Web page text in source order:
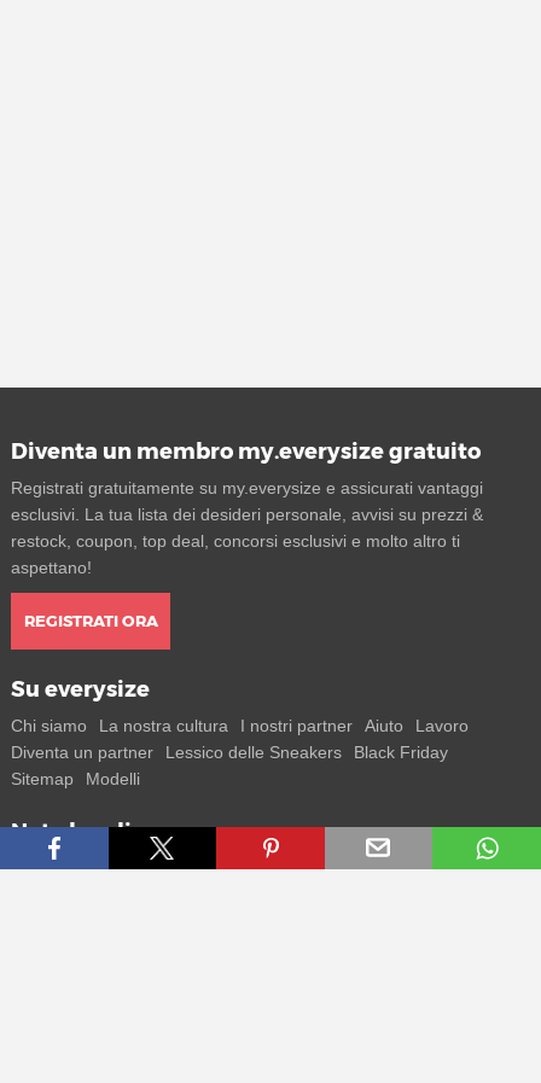
Diventa un membro my.everysize gratuito
Registrati gratuitamente su my.everysize e assicurati vantaggi
esclusivi. La tua lista dei desideri personale, avvisi su prezzi &
restock, coupon, top deal, concorsi esclusivi e molto altro ti
aspettano!
REGISTRATI ORA
Su everysize
Chi siamo La nostra cultura I nostri partner Aiuto
Lavoro
Diventa un partner
Lessico delle Sneakers
Black Friday
Sitemap
Modelli
Note legali
T&C Privacy Note legali Contatti